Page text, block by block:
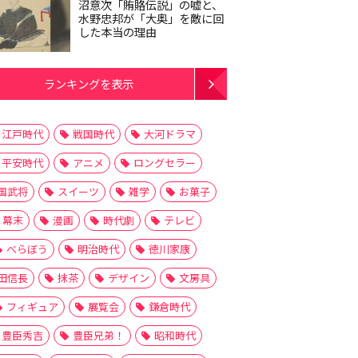
沼意次「賄賂伝説」の嘘と、
水野忠邦が「大奥」を敵に回
した本当の理由
ランキングを表示
江戸時代 戦国時代
大河ドラマ
平安時代
アニメ
ロングセラー
武将
スイーツ 雑学
お菓子
幕末
漫画 時代劇
テレビ
べらぼう
明治時代
徳川家康
信長
抹茶 デザイン
文房具
フィギュア
展覧会
鎌倉時代
豊臣秀吉
豊臣兄弟！
昭和時代